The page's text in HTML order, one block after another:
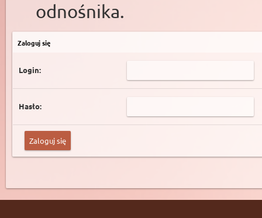
odnośnika.
Zaloguj się
Login:
Hasło: